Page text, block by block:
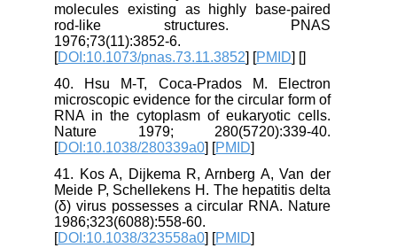
molecules existing as highly base-paired
rod-like structures. PNAS
1976;73(11):3852-6.
[DOI:10.1073/pnas.73.11.3852] [PMID] [
40. Hsu M-T, Coca-Prados M. Electron
microscopic evidence for the circular form of
RNA in the cytoplasm of eukaryotic cells.
Nature 1979; 280(5720):339-40.
[DOI:10.1038/280339a0] [PMID
41. Kos A, Dijkema R, Arnberg A, Van der
Meide P, Schellekens H. The hepatitis delta
(δ) virus possesses a circular RNA. Nature
1986;323(6088):558-60.
[DOI:10.1038/323558a0] [PMID